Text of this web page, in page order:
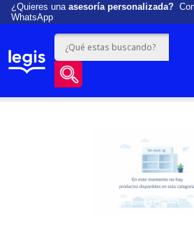
¿Quieres una asesoría personalizada?
WhatsApp